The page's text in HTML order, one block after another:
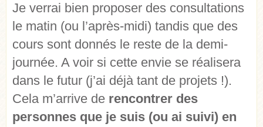
Je verrai bien proposer des consultations
le matin (ou l’après-midi) tandis que des
cours sont donnés le reste de la demi-
journée. A voir si cette envie se réalisera
dans le futur (j’ai déjà tant de projets !).
Cela m’arrive de rencontrer des
personnes que je suis (ou ai suivi) en